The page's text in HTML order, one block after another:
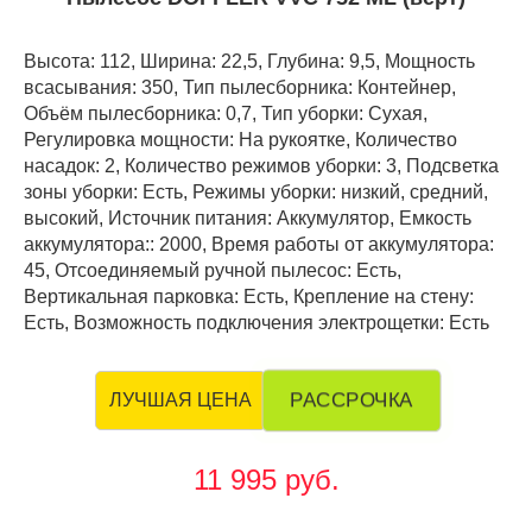
Высота: 112, Ширина: 22,5, Глубина: 9,5, Мощность
всасывания: 350, Тип пылесборника: Контейнер,
Объём пылесборника: 0,7, Тип уборки: Сухая,
Регулировка мощности: На рукоятке, Количество
насадок: 2, Количество режимов уборки: 3, Подсветка
зоны уборки: Есть, Режимы уборки: низкий, средний,
высокий, Источник питания: Аккумулятор, Емкость
аккумулятора:: 2000, Время работы от аккумулятора:
45, Отсоединяемый ручной пылесос: Есть,
Вертикальная парковка: Есть, Крепление на стену:
Есть, Возможность подключения электрощетки: Есть
ЛУЧШАЯ ЦЕНА РАССРОЧКА
11 995 руб.